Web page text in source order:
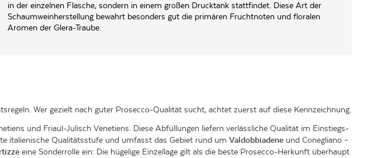
in der einzelnen Flasche, sondern in einem großen Drucktank stattfindet. Diese Art der
Schaumweinherstellung bewahrt besonders gut die primären Fruchtnoten und floralen
Aromen der Glera-Traube.
Wer gezielt nach guter Prosecco-Qualität sucht, achtet zuerst auf diese Kennzeichnung.
und Friaul-Julisch Venetiens. Diese Abfüllungen liefern verlässliche Qualität im Einstiegs-
italienische Qualitätsstufe und umfasst das Gebiet rund um Valdobbiadene und Conegliano –
eine Sonderrolle ein: Die hügelige Einzellage gilt als die beste Prosecco-Herkunft überhaupt